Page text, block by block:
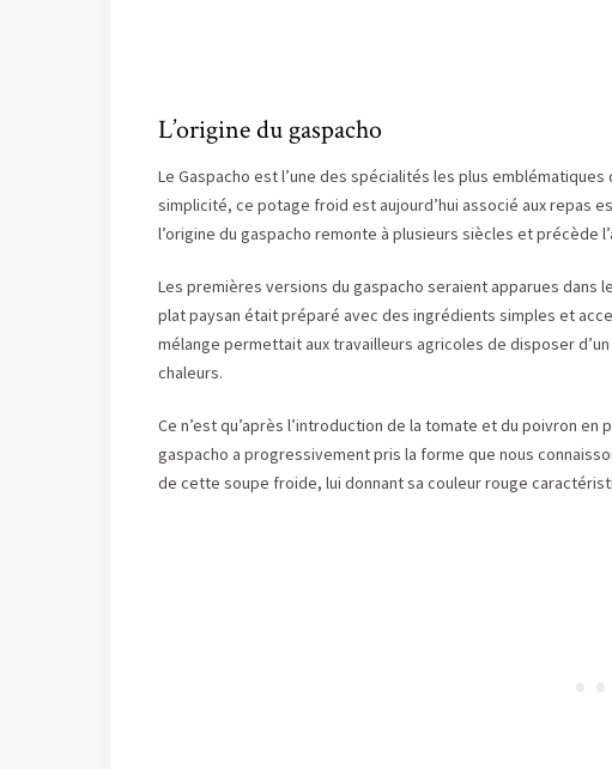
L’origine du gaspacho
Le Gaspacho est l’une des spécialités les plus
simplicité, ce potage froid est aujourd’hui associé aux repas
l’origine du gaspacho remonte à plusieurs siècles et précède
Les premières versions du gaspacho seraient apparues dans
plat paysan était préparé avec des ingrédients simples et
mélange permettait aux travailleurs agricoles de disposer
chaleurs.
Ce n’est qu’après l’introduction de la tomate et du poivron
gaspacho a progressivement pris la forme que nous
de cette soupe froide, lui donnant sa couleur rouge